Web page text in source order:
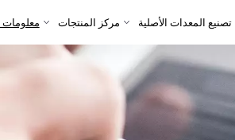
معلومات مركز المنتجات
مركز المنتجات
تصنيع المعدات الأصلية
تصنيع المعدات الأصلية